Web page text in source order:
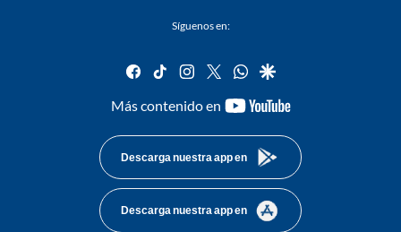
Síguenos en:
facebook
tiktok instagram
twitterwhatsapp
google
Más contenido en
youtube-
Descarga nuestra app en
Descarga nuestra app en